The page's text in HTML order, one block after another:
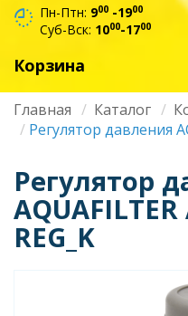
Пн-Птн: 900 -1900
Суб-Вск: 1000-1700
Корзина
Строка
навигации
Главная Каталог
Регулятор давления
Регулятор
REG_K